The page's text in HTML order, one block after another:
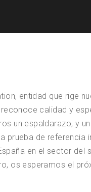
entidad que rige
calidad y
un espaldarazo, y
prueba de referencia
en el sector del
os esperamos el